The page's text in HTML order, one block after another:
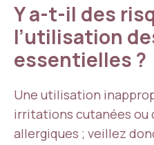
Y a-t-il des
l’utilisation
essentielles ?
Une utilisation
irritations cutanées ou
allergiques ; veillez